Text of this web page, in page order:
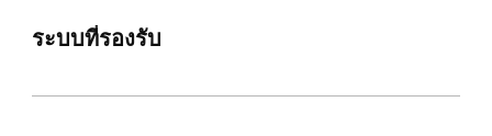
ระบบที่รองรับ